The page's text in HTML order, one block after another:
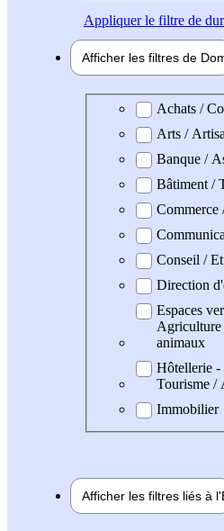
Appliquerle filtre de
Afficher les filtres de
Domaine professionel
Achats /
Arts /
Banque /
Bâtiment /
Commerce
Conseil /
Direction
Espaces
Agriculture
animaux
Hôtellerie -
Tourisme /
Immobilier
Afficher les filtres liés à l'